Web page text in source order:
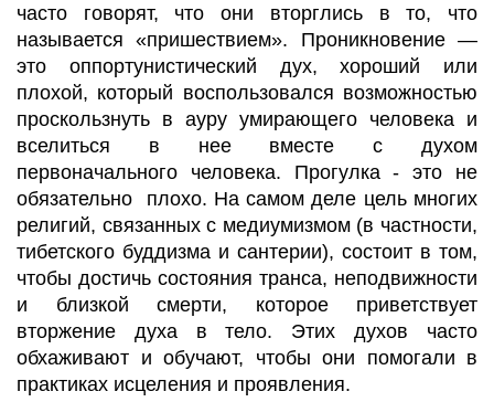
часто говорят, что они вторглись в то, что
называется «пришествием». Проникновение —
это оппортунистический дух, хороший или
плохой, который воспользовался возможностью
проскользнуть в ауру умирающего человека и
вселиться в нее вместе с духом
первоначального человека. Прогулка - это не
обязательно плохо. На самом деле цель многих
религий, связанных с медиумизмом (в частности,
тибетского буддизма и сантерии), состоит в том,
чтобы достичь состояния транса, неподвижности
и близкой смерти, которое приветствует
вторжение духа в тело. Этих духов часто
обхаживают и обучают, чтобы они помогали в
практиках исцеления и проявления.